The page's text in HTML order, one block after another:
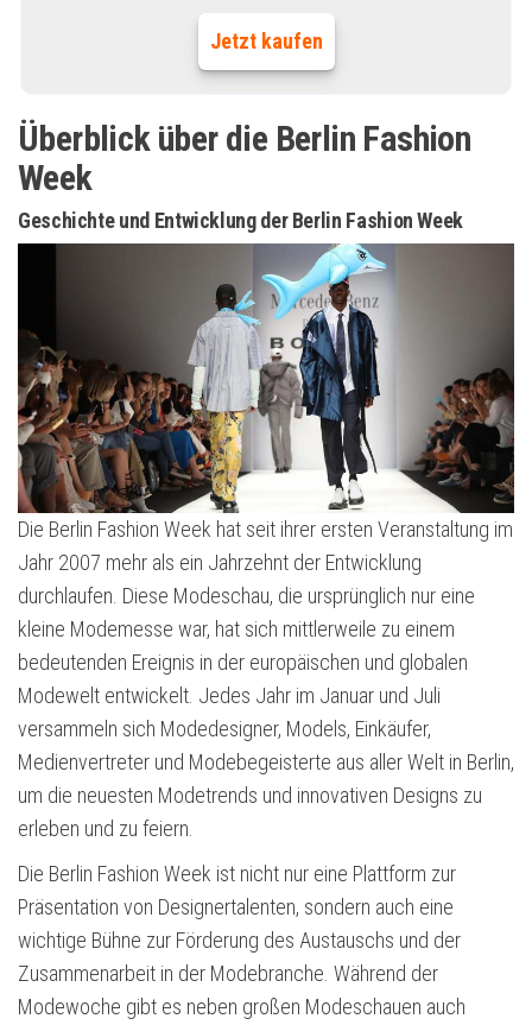
Jetzt kaufen
Überblick über die Berlin Fashion
Week
Geschichte und Entwicklung der Berlin Fashion Week
Die Berlin Fashion Week hat seit ihrer ersten Veranstaltung im
Jahr 2007 mehr als ein Jahrzehnt der Entwicklung
durchlaufen. Diese Modeschau, die ursprünglich nur eine
kleine Modemesse war, hat sich mittlerweile zu einem
bedeutenden Ereignis in der europäischen und globalen
Modewelt entwickelt. Jedes Jahr im Januar und Juli
versammeln sich Modedesigner, Models, Einkäufer,
Medienvertreter und Modebegeisterte aus aller Welt in Berlin,
um die neuesten Modetrends und innovativen Designs zu
erleben und zu feiern.
Die Berlin Fashion Week ist nicht nur eine Plattform zur
Präsentation von Designertalenten, sondern auch eine
wichtige Bühne zur Förderung des Austauschs und der
Zusammenarbeit in der Modebranche. Während der
Modewoche gibt es neben großen Modeschauen auch